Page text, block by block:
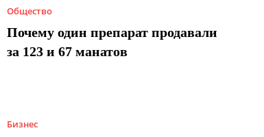
Общество
Почему один препарат продавали
за 123 и 67 манатов
Бизнес